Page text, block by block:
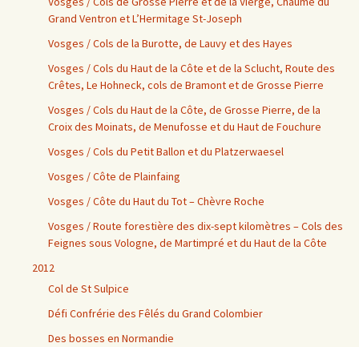
Grand Ventron et L’Hermitage St-Joseph
Vosges / Cols de la Burotte, de Lauvy et des Hayes
Vosges / Cols du Haut de la Côte et de la Sclucht, Route des
Crêtes, Le Hohneck, cols de Bramont et de Grosse Pierre
Vosges / Cols du Haut de la Côte, de Grosse Pierre, de la
Croix des Moinats, de Menufosse et du Haut de Fouchure
Vosges / Cols du Petit Ballon et du Platzerwaesel
Vosges / Côte de Plainfaing
Vosges / Côte du Haut du Tot – Chèvre Roche
Vosges / Route forestière des dix-sept kilomètres – Cols des
Feignes sous Vologne, de Martimpré et du Haut de la Côte
2012
Col de St Sulpice
Défi Confrérie des Fêlés du Grand Colombier
Des bosses en Normandie